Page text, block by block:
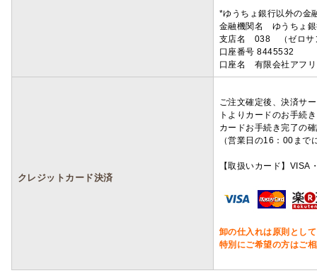
*ゆうちょ銀行以外の金
金融機関名 ゆうちょ
支店名 038 （ゼロサ
口座番号 8445532
口座名 有限会社アフ
クレジットカード決済
ご注文確定後、決済サ
トよりカードのお手続
カードお手続き完了の
（営業日の16：00ま
【取扱いカード】
卸の仕入れは原則とし
特別にご希望の方はご